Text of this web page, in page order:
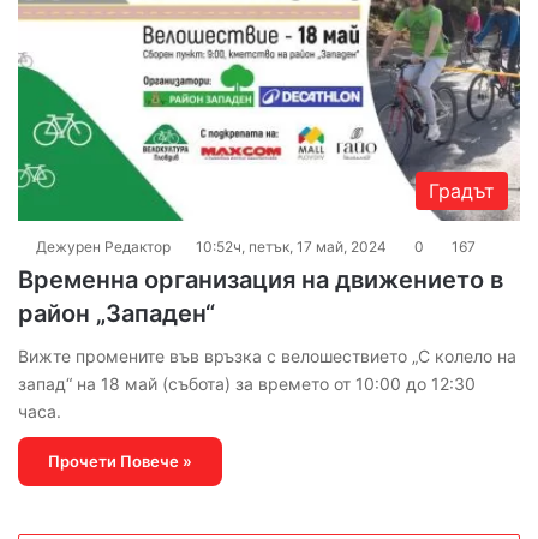
Градът
Дежурен Редактор 10:52ч, петък, 17 май, 2024 0 167
Временна организация на движението в
район „Западен“
Вижте промените във връзка с велошествието „С колело на
запад“ на 18 май (събота) за времето от 10:00 до 12:30
часа.
Прочети Повече »